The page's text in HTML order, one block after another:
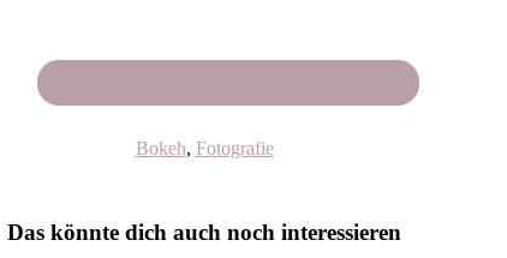
Bokeh, Fotografie
Das könnte dich auch noch interessieren